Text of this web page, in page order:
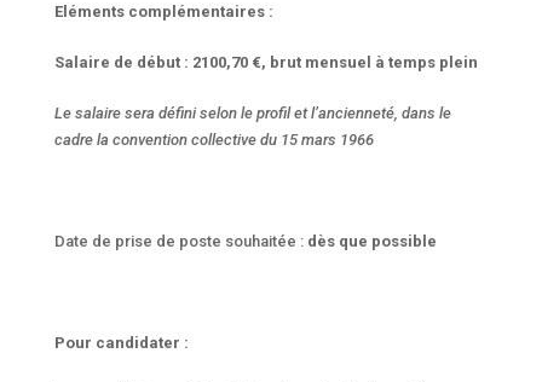
Eléments complémentaires :
Salaire de début : 2100,70 €, brut mensuel à temps plein
Le salaire sera défini selon le profil et l’ancienneté, dans le
cadre la convention collective du 15 mars 1966
Date de prise de poste souhaitée : dès que possible
Pour candidater :